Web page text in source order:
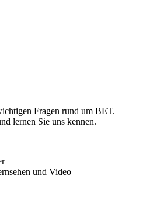
Fragen rund um BET.
lernen Sie uns kennen.
und Video